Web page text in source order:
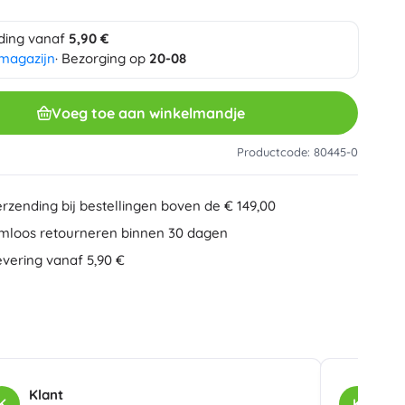
Mappen voor schriften
Ideas
Schilderen
Muzikale speelgoed
Anti-stress speelgoed
Educatief speelgoed
+Meer tonen
Gezelschapsspellen en puzzels
Puzzels
Bordspellen
vanaf 5,90 €
· Bezorging op 20-08
Voeg toe aan winkelmandje
Productcode: 80445-0
bij bestellingen boven de € 149,00
retourneren binnen 30 dagen
vanaf 5,90 €
Klant